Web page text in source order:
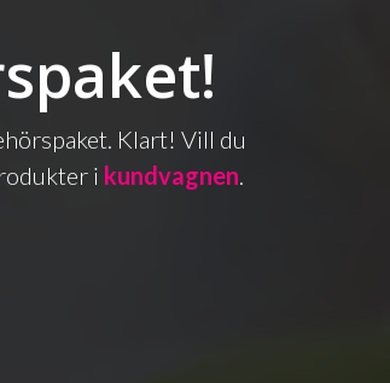
Klart! Vill du
i kundvagnen